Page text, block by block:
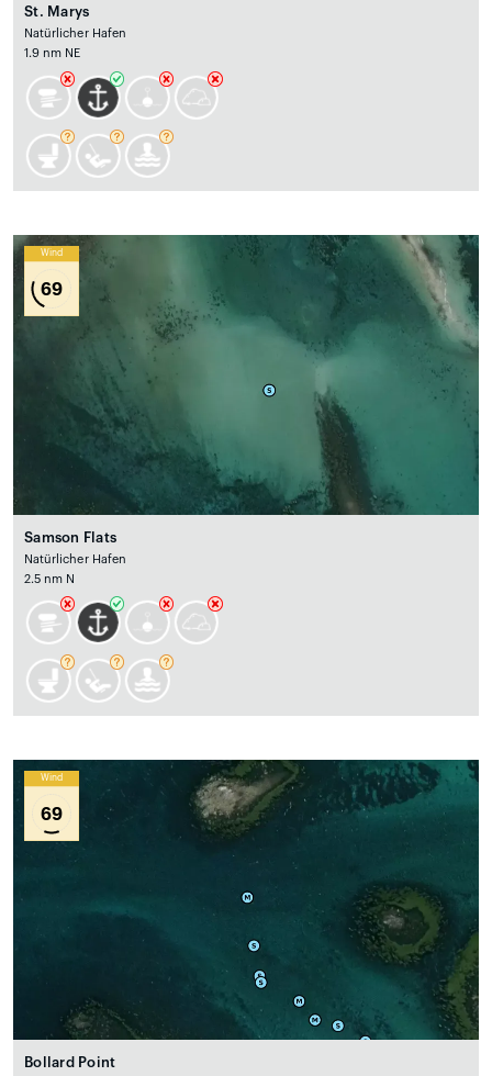
St. Marys
Natürlicher Hafen
1.9 nm NE
Wind
69
Samson Flats
Natürlicher Hafen
2.5 nm N
Wind
69
Bollard Point